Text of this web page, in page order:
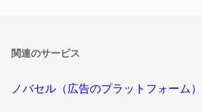
関連のサービス
ノバセル（広告のプラットフォーム）